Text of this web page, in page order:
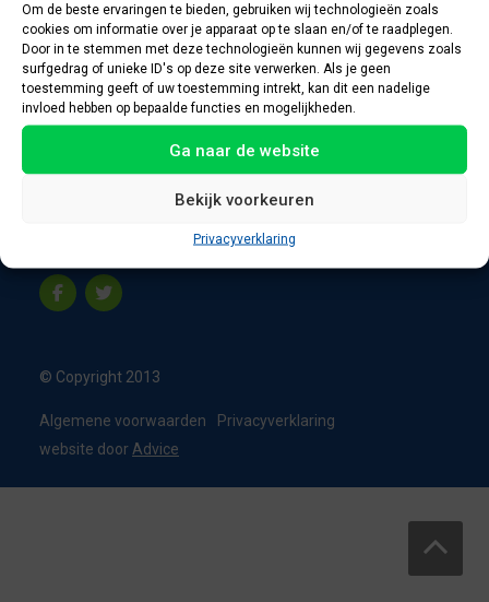
Om de beste ervaringen te bieden, gebruiken wij technologieën zoals
cookies om informatie over je apparaat op te slaan en/of te raadplegen.
Door in te stemmen met deze technologieën kunnen wij gegevens zoals
surfgedrag of unieke ID's op deze site verwerken. Als je geen
toestemming geeft of uw toestemming intrekt, kan dit een nadelige
invloed hebben op bepaalde functies en mogelijkheden.
Ga naar de website
Bekijk voorkeuren
Privacyverklaring
CERTIFICERING CONTACTGEGEVENS
Oevers 11
8331 VC Steenwijk
Nederland
info@appelbouw.nl
© Copyright 2013
Algemene voorwaarden
Privacyverklaring
website door Advice